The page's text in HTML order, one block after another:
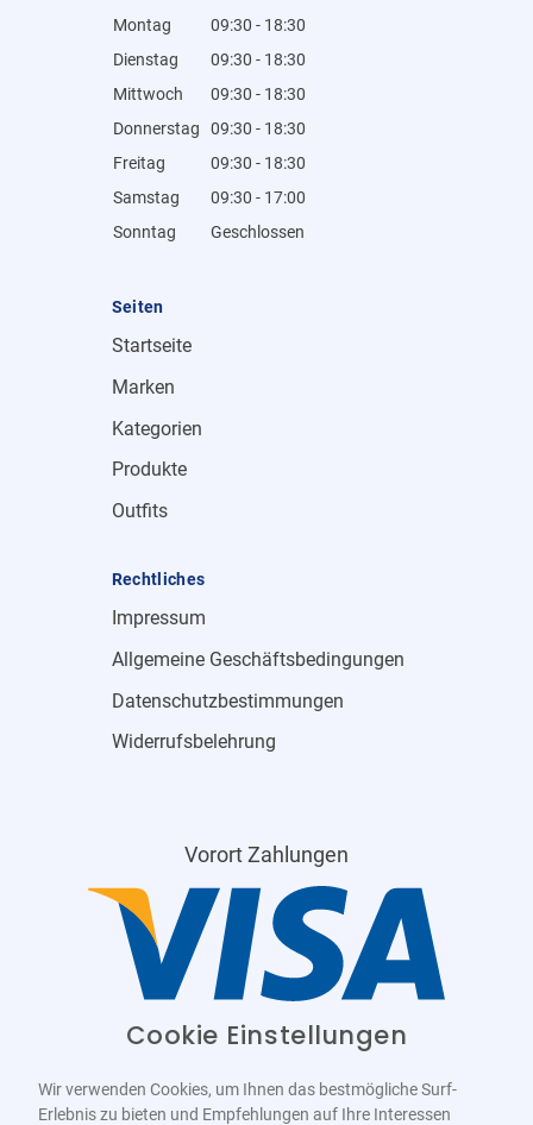
Montag
09:30 - 18:30
Dienstag
09:30 - 18:30
Mittwoch
09:30 - 18:30
Donnerstag
09:30 - 18:30
Freitag
09:30 - 18:30
Samstag
09:30 - 17:00
Sonntag
Geschlossen
Seiten
Startseite
Marken
Kategorien
Produkte
Outfits
Rechtliches
Impressum
Allgemeine Geschäftsbedingungen
Datenschutzbestimmungen
Widerrufsbelehrung
Vorort Zahlungen
Cookie Einstellungen
Wir verwenden Cookies, um Ihnen das bestmögliche Surf-
Erlebnis zu bieten und Empfehlungen auf Ihre Interessen